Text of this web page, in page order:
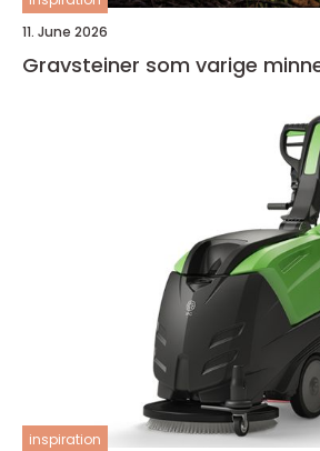
11. June 2026
Gravsteiner som varige
inspiration